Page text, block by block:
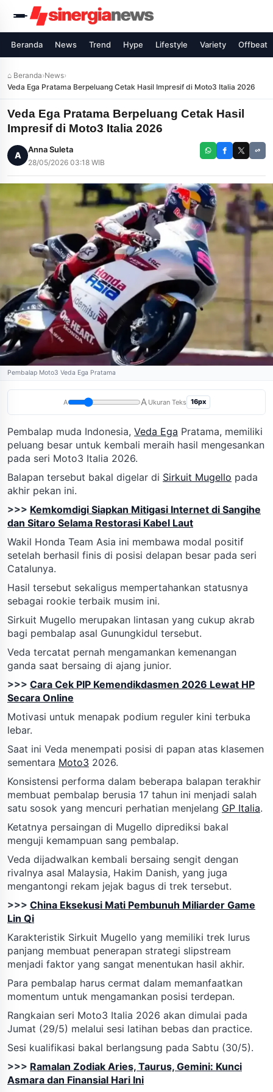
Beranda News Trend Hype Lifestyle Variety Offbeat
⌂ Beranda›News›
Veda Ega Pratama Berpeluang Cetak Hasil Impresif di Moto3 Italia 2026
Veda Ega Pratama Berpeluang Cetak Hasil
Impresif di Moto3 Italia 2026
A
Anna Suleta
28/05/2026 03:18 WIB
Pembalap Moto3 Veda Ega Pratama
A A Ukuran Teks 16px
Pembalap muda Indonesia, Veda Ega Pratama, memiliki
peluang besar untuk kembali meraih hasil mengesankan
pada seri Moto3 Italia 2026.
Balapan tersebut bakal digelar di Sirkuit Mugello pada
akhir pekan ini.
>>> Kemkomdigi Siapkan Mitigasi Internet di Sangihe
dan Sitaro Selama Restorasi Kabel Laut
Wakil Honda Team Asia ini membawa modal positif
setelah berhasil finis di posisi delapan besar pada seri
Catalunya.
Hasil tersebut sekaligus mempertahankan statusnya
sebagai rookie terbaik musim ini.
Sirkuit Mugello merupakan lintasan yang cukup akrab
bagi pembalap asal Gunungkidul tersebut.
Veda tercatat pernah mengamankan kemenangan
ganda saat bersaing di ajang junior.
>>> Cara Cek PIP Kemendikdasmen 2026 Lewat HP
Secara Online
Motivasi untuk menapak podium reguler kini terbuka
lebar.
Saat ini Veda menempati posisi di papan atas klasemen
sementara Moto3 2026.
Konsistensi performa dalam beberapa balapan terakhir
membuat pembalap berusia 17 tahun ini menjadi salah
satu sosok yang mencuri perhatian menjelang GP Italia.
Ketatnya persaingan di Mugello diprediksi bakal
menguji kemampuan sang pembalap.
Veda dijadwalkan kembali bersaing sengit dengan
rivalnya asal Malaysia, Hakim Danish, yang juga
mengantongi rekam jejak bagus di trek tersebut.
>>> China Eksekusi Mati Pembunuh Miliarder Game
Lin Qi
Karakteristik Sirkuit Mugello yang memiliki trek lurus
panjang membuat penerapan strategi slipstream
menjadi faktor yang sangat menentukan hasil akhir.
Para pembalap harus cermat dalam memanfaatkan
momentum untuk mengamankan posisi terdepan.
Rangkaian seri Moto3 Italia 2026 akan dimulai pada
Jumat (29/5) melalui sesi latihan bebas dan practice.
Sesi kualifikasi bakal berlangsung pada Sabtu (30/5).
>>> Ramalan Zodiak Aries, Taurus, Gemini: Kunci
Asmara dan Finansial Hari Ini